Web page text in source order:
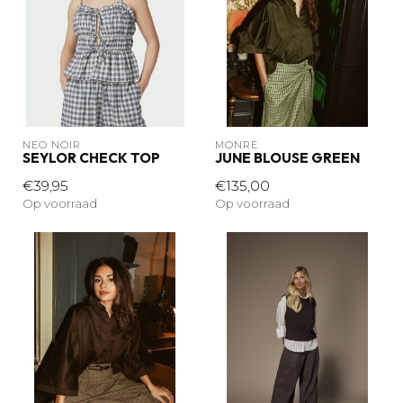
NEO NOIR
SEYLOR CHECK TOP
€39,95
Op voorraad
MONRÉ
JUNE BLOUSE GREEN
€135,00
Op voorraad